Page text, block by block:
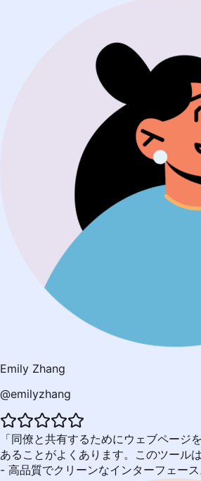
Emily Zhang
@emilyzhang
同僚と共有するためにウェブページ
あることがよくあります。このツール
- 高品質でクリーンなインターフェース